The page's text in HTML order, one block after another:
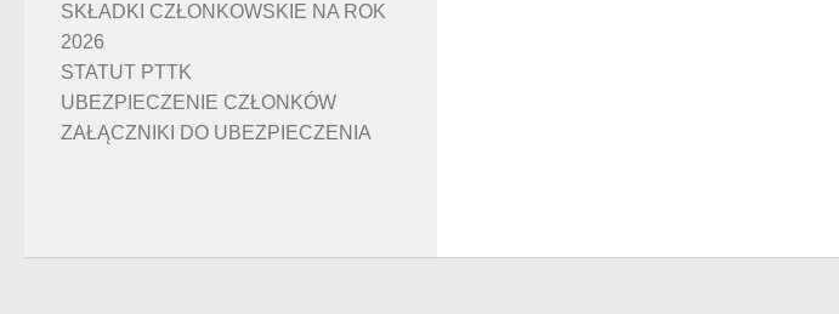
SKŁADKI CZŁONKOWSKIE NA ROK
2026
STATUT PTTK
UBEZPIECZENIE CZŁONKÓW
ZAŁĄCZNIKI DO UBEZPIECZENIA